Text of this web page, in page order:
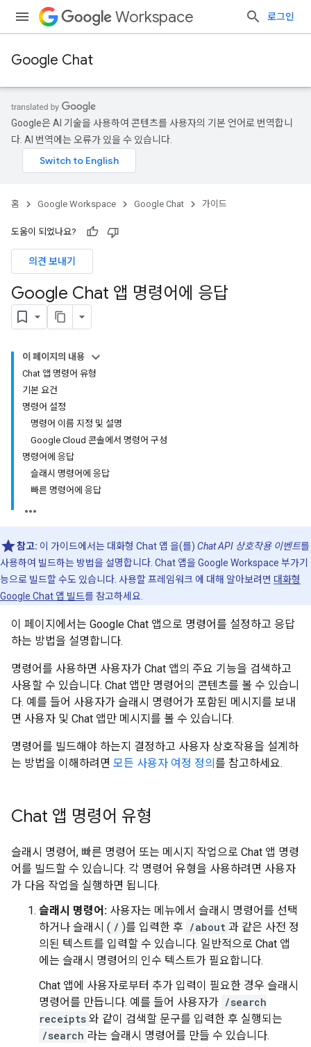
Workspace 로그인
Google Chat
Google은 AI 기술을 사용하여 콘텐츠를 사용자의 기본 언어로 번역합니
다. AI 번역에는 오류가 있을 수 있습니다.
홈 Google Workspace Google Chat 가이드
도움이 되었나요?
의견 보내기
Google Chat 앱 명령어에 응답
이 페이지의 내용
Chat 앱 명령어 유형
기본 요건
명령어 설정
명령어 이름 지정 및 설명
Google Cloud 콘솔에서 명령어 구성
명령어에 응답
슬래시 명령어에 응답
빠른 명령어에 응답
참고: 이 가이드에서는 대화형 Chat 앱 을(를) Chat API 상호작용 이벤트를
사용하여 빌드하는 방법을 설명합니다. Chat 앱을 Google Workspace 부가기
능으로 빌드할 수도 있습니다. 사용할 프레임워크 에 대해 알아보려면 대화형
Google Chat 앱 빌드를 참고하세요.
이 페이지에서는 Google Chat 앱으로 명령어를 설정하고 응답
하는 방법을 설명합니다.
명령어를 사용하면 사용자가 Chat 앱의 주요 기능을 검색하고
사용할 수 있습니다. Chat 앱만 명령어의 콘텐츠를 볼 수 있습니
다. 예를 들어 사용자가 슬래시 명령어가 포함된 메시지를 보내
면 사용자 및 Chat 앱만 메시지를 볼 수 있습니다.
명령어를 빌드해야 하는지 결정하고 사용자 상호작용을 설계하
는 방법을 이해하려면 모든 사용자 여정 정의 를 참고하세요.
Chat 앱 명령어 유형
슬래시 명령어, 빠른 명령어 또는 메시지 작업으로 Chat 앱 명령
어를 빌드할 수 있습니다. 각 명령어 유형을 사용하려면 사용자
가 다음 작업을 실행하면 됩니다.
슬래시 명령어: 사용자는 메뉴에서 슬래시 명령어를 선택
하거나 슬래시 ( / )를 입력한 후 /about 과 같은 사전 정
의된 텍스트를 입력할 수 있습니다. 일반적으로 Chat 앱
에는 슬래시 명령어의 인수 텍스트가 필요합니다.
Chat 앱에 사용자로부터 추가 입력이 필요한 경우 슬래시
명령어를 만듭니다. 예를 들어 사용자가 /search
receipts 와 같이 검색할 문구를 입력한 후 실행되는
/search 라는 슬래시 명령어를 만들 수 있습니다.